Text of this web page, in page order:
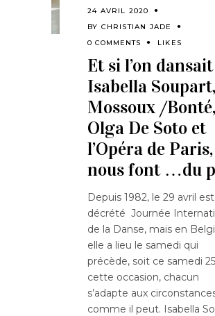
24 AVRIL 2020
BY CHRISTIAN JADE
0 COMMENTS
LIKES
Et si l’on
Isabella Soupart,
Mossoux /Bonté,
Olga De Soto et
l’Opéra de Paris,
nous font …du
Depuis 1982, le 29 avril est
décrété Journée
de la Danse, mais en
elle a lieu le samedi qui
précède, soit ce samedi
cette occasion, chacun
s’adapte aux
comme il peut. Isabella